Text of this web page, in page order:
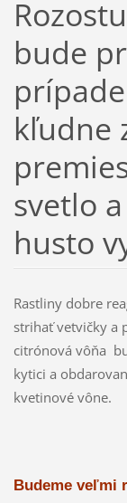
bude
kľudne
svetlo
husto
Rastliny dobre
strihať vetvičky a
citrónová vôňa
kytici a
kvetinové vône.
Budeme veľmi